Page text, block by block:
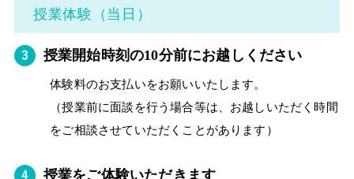
授業体験（当日）
授業開始時刻の10分前にお越しください
体験料のお支払いをお願いいたします。
（授業前に面談を行う場合等は、お越しいただく時間
をご相談させていただくことがあります）
授業をご体験いただきます